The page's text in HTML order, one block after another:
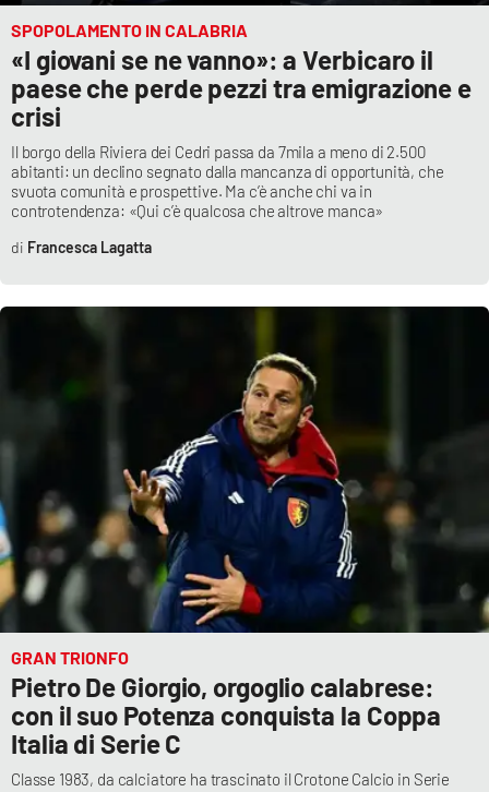
Lacapitalenews.it
Ilreggino.it
Cosenzachannel.it
Ilvibonese.it
SPOPOLAMENTO IN CALABRIA
«I giovani se ne vanno»: a Verbicaro il
paese che perde pezzi tra emigrazione e
crisi
Il borgo della Riviera dei Cedri passa da 7mila a meno di 2.500
abitanti: un declino segnato dalla mancanza di opportunità, che
svuota comunità e prospettive. Ma c’è anche chi va in
controtendenza: «Qui c’è qualcosa che altrove manca»
Francesca Lagatta
GRAN TRIONFO
Pietro De Giorgio, orgoglio calabrese:
con il suo Potenza conquista la Coppa
Italia di Serie C
Classe 1983, da calciatore ha trascinato il Crotone Calcio in Serie